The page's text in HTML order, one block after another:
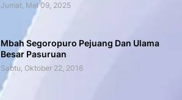
Jumat, Mei 09, 2025
Mbah Segoropuro Pejuang Dan Ulama
Besar Pasuruan
Sabtu, Oktober 22, 2016